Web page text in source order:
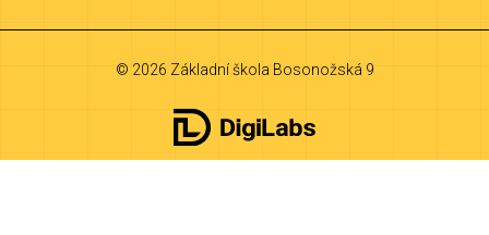
© 2026 Základní škola Bosonožská 9